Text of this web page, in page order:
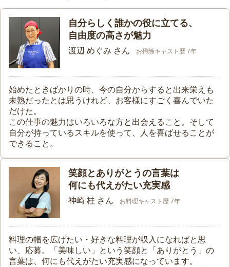
自分らしく誰かの役に立てる、
自由度の高さが魅力
渡辺 めぐみ さん お掃除キャスト歴 7年
始めたときばかりの時、今の自分からすると出来栄えも
未熟だったとは思うけれど、お客様にすごく喜んでいた
だけた。
この仕事の魅力はいろいろな方と出会えること。そして
自分が持っているスキルを使って、人を喜ばせることが
できること。
笑顔とありがとうの言葉は
何にも代えがたい充実感
神崎 桂 さん お料理キャスト歴 7年
料理の幅を広げたい・好きな料理が収入になればと思
い、応募。「美味しい」という笑顔と「ありがとう」の
言葉は、何にも代えがたい充実感になっています。